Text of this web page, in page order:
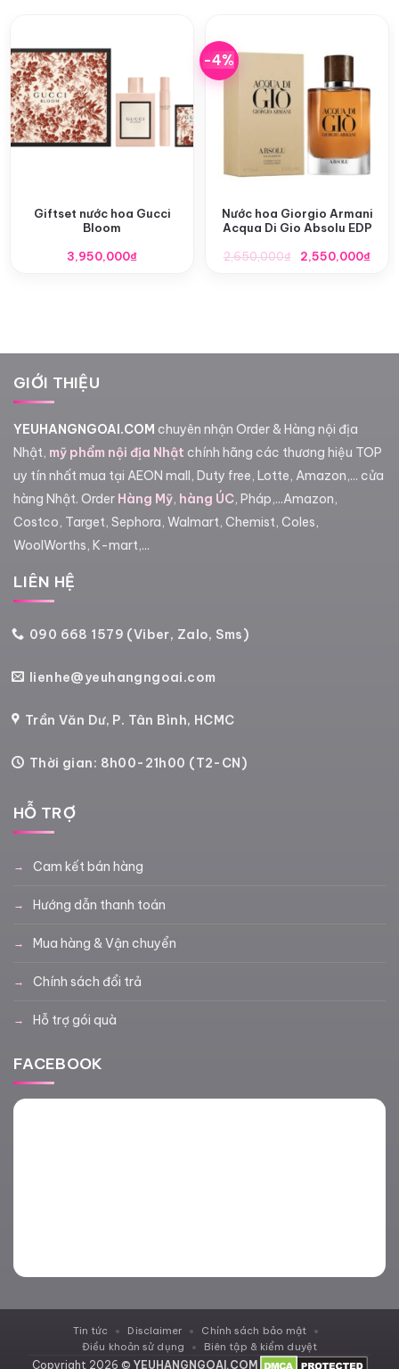
Giftset nước hoa Gucci
Bloom
3,950,000₫
-4%
Nước hoa Giorgio Armani
Acqua Di Gio Absolu EDP
2,650,000₫
Giá
2,550,000₫Giá
GIỚI THIỆU
YEUHANGNGOAI.COM chuyên nhận Order & Hàng nội địa
Nhật, mỹ phẩm nội địa Nhật chính hãng các thương hiệu TOP
uy tín nhất mua tại AEON mall, Duty free, Lotte, Amazon,... cửa
hàng Nhật. Order Hàng Mỹ, hàng ÚC, Pháp,...Amazon,
Costco, Target, Sephora, Walmart, Chemist, Coles,
WoolWorths, K-mart,...
LIÊN HỆ
090 668 1579 (Viber, Zalo, Sms)
lienhe@yeuhangngoai.com
Trần Văn Dư, P. Tân Bình, HCMC
Thời gian: 8h00-21h00 (T2-CN)
HỖ TRỢ
Cam kết bán hàng
Hướng dẫn thanh toán
Mua hàng & Vận chuyển
Chính sách đổi trả
Hỗ trợ gói quà
FACEBOOK
Tin tức Disclaimer
Chính sách bảo mật
Điều khoản sử dụng
Biên tập & kiểm duyệt
Copyright 2026 © YEUHANGNGOAI.COM